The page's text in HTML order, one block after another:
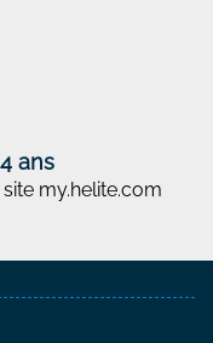
ans
my.helite.com